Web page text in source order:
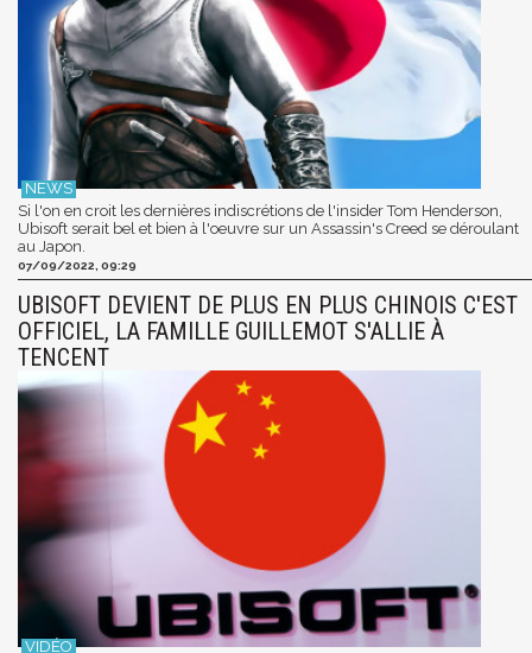
Si l'on en croit les dernières indiscrétions de l'insider Tom Henderson,
Ubisoft serait bel et bien à l'oeuvre sur un Assassin's Creed se déroulant
au Japon.
07/09/2022, 09:29
UBISOFT DEVIENT DE PLUS EN PLUS CHINOIS C'EST
OFFICIEL, LA FAMILLE GUILLEMOT S'ALLIE À
TENCENT